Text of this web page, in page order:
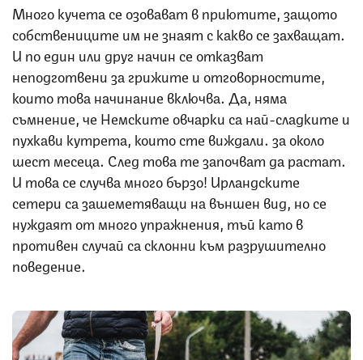
Много кучета се озовават в приютите, защото
собствениците им не знаят с какво се захващат.
И по един или друг начин се отказват
неподготвени за грижите и отговорностите,
които това начинание включва. Да, няма
съмнение, че Немските овчарки са най-сладките и
пухкави кутрета, които сте виждали… за около
шест месеца. След това те започват да растат.
И това се случва много бързо! Ирландските
сетери са зашеметяващи на външен вид, но се
нуждаят от много упражнения, тъй като в
противен случай са склонни към разрушително
поведение.